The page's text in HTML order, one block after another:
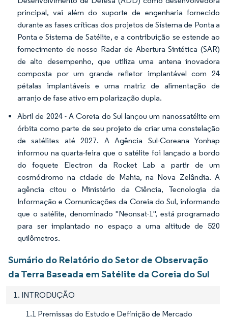
principal, vai além do suporte de engenharia fornecido
durante as fases críticas dos projetos de Sistema de Ponta a
Ponta e Sistema de Satélite, e a contribuição se estende ao
fornecimento de nosso Radar de Abertura Sintética (SAR)
de alto desempenho, que utiliza uma antena inovadora
composta por um grande refletor implantável com 24
pétalas implantáveis e uma matriz de alimentação de
arranjo de fase ativo em polarização dupla.
Abril de 2024 - A Coreia do Sul lançou um nanossatélite em
órbita como parte de seu projeto de criar uma constelação
de satélites até 2027. A Agência Sul-Coreana Yonhap
informou na quarta-feira que o satélite foi lançado a bordo
do foguete Electron da Rocket Lab a partir de um
cosmódromo na cidade de Mahia, na Nova Zelândia. A
agência citou o Ministério da Ciência, Tecnologia da
Informação e Comunicações da Coreia do Sul, informando
que o satélite, denominado "Neonsat-1", está programado
para ser implantado no espaço a uma altitude de 520
quilômetros.
Sumário do Relatório do Setor de Observação
da Terra Baseada em Satélite da Coreia do Sul
1. INTRODUÇÃO
1.1 Premissas do Estudo e Definição de Mercado